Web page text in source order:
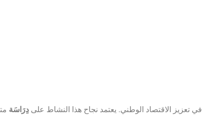
تعزيز الاقتصاد الوطني. يعتمد نجاح هذا النشاط علىدِرَاسَة